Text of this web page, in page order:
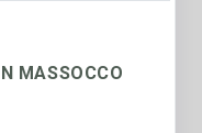
MASSOCCO